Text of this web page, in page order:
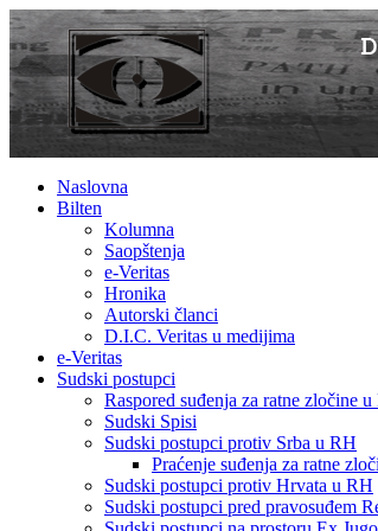
Naslovna
Bilten
Kolumna
Saopštenja
e-Veritas
Hronika
Autorski članci
D.I.C. Veritas u medijima
e-Veritas
Sudski postupci
Raspored suđenja za ratne zločine
Sudski Spisi
Sudski postupci protiv Srba u RH
Praćenje suđenja za ratne
Sudski postupci protiv Hrvata u RH
Sudski postupci pred pravosuđem